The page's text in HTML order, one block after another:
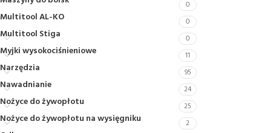
0
Multitool AL-KO 0
Multitool Stiga 0
Myjki wysokociśnieniowe 11
Narzędzia 95
Nawadnianie 24
Nożyce do żywopłotu 25
Nożyce do żywopłotu na wysięgniku 2